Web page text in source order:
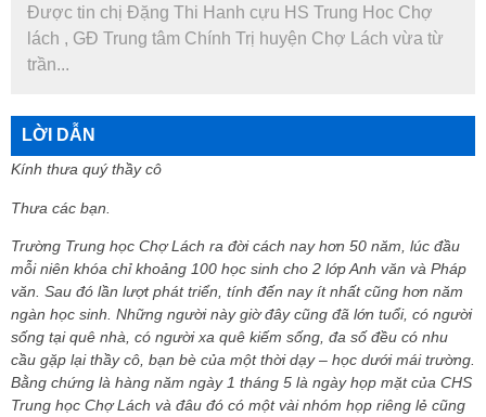
Được tin chị Đặng Thi Hanh cựu HS Trung Hoc Chợ
lách , GĐ Trung tâm Chính Trị huyện Chợ Lách vừa từ
trần...
LỜI DẪN
Kính thưa quý thầy cô
Thưa các bạn.
Trường Trung học Chợ Lách ra đời cách nay hơn 50 năm, lúc đầu
mỗi niên khóa chỉ khoảng 100 học sinh cho 2 lớp Anh văn và Pháp
văn. Sau đó lần lượt phát triển, tính đến nay ít nhất cũng hơn năm
ngàn học sinh. Những người này giờ đây cũng đã lớn tuổi, có người
sống tại quê nhà, có người xa quê kiếm sống, đa số đều có nhu
cầu gặp lại thầy cô, bạn bè của một thời dạy – học dưới mái trường.
Bằng chứng là hàng năm ngày 1 tháng 5 là ngày họp mặt của CHS
Trung học Chợ Lách và đâu đó có một vài nhóm họp riêng lẻ cũng